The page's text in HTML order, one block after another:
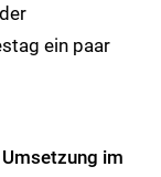
ein paar
im